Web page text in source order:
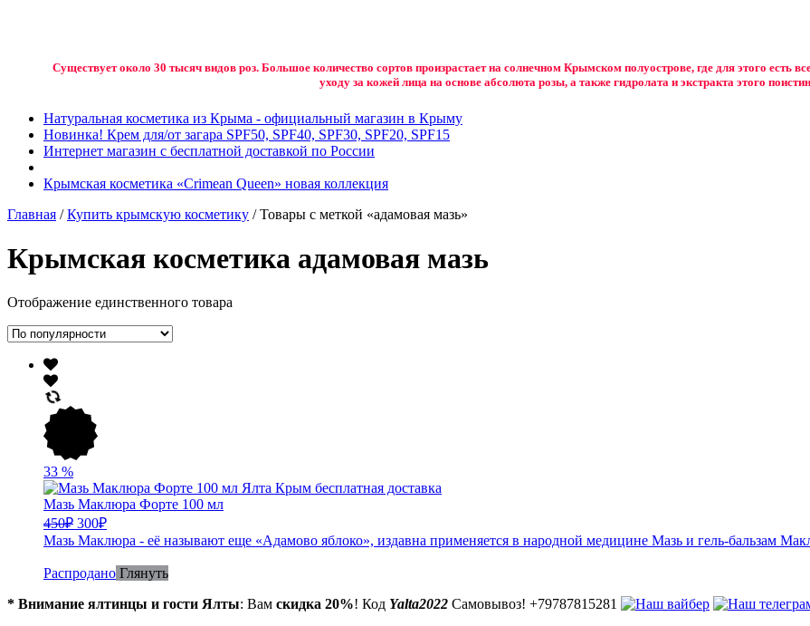
Существует около 30 тысяч видов роз. Большое количество сортов произрастает на солнечном Крымском полуострове, где для этого есть
уходу за кожей лица на основе абсолюта розы, а также гидролата и экстракта этого
Натуральная косметика из Крыма - официальный магазин в Крыму
Новинка! Крем для/от загара SPF50, SPF40, SPF30, SPF20, SPF15
Интернет магазин с бесплатной доставкой по России
Крымская косметика «Crimean Queen» новая коллекция
Главная /Купить крымскую косметику / Товары с меткой «адамовая мазь»
Крымская косметика адамовая мазь
Отображение единственного товара
33 %
Мазь Маклюра Форте 100 мл
450₽ 300₽
Мазь Маклюра - её называют еще «Адамово яблоко», издавна применяется в народной медицине Мазь и гель-бальзам
Распродано Глянуть
* Внимание ялтинцы и гости Ялты: Вам скидка 20%! Код Yalta2022 Самовывоз! +79787815281